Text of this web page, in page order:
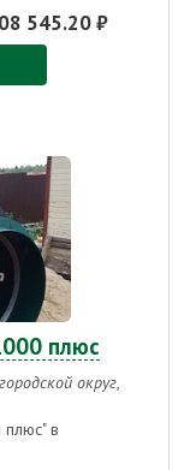
545.20 ₽
плюс
округ,
плюс" в